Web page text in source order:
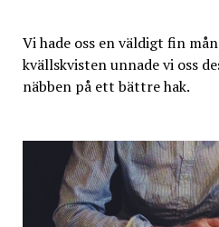
Vi hade oss en väldigt fin
kvällskvisten unnade vi oss
näbben på ett bättre hak.